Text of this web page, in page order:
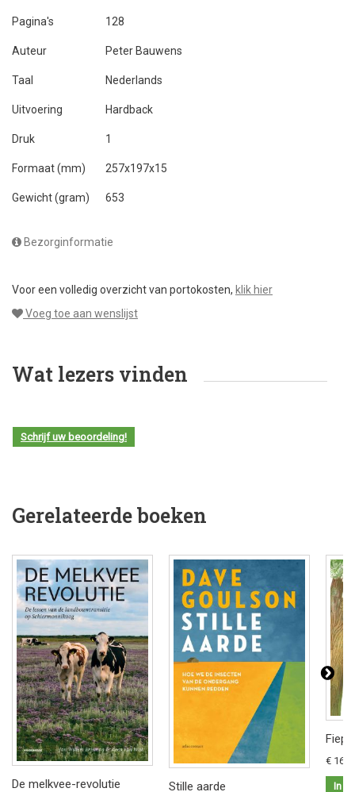
Pagina's 128
Auteur Peter Bauwens
Taal Nederlands
Uitvoering Hardback
Druk 1
Formaat (mm) 257x197x15
Gewicht (gram) 653
Bezorginformatie
Voor een volledig overzicht van portokosten, klik hier
Voeg toe aan wenslijst
Wat lezers vinden
Schrijf uw beoordeling!
Gerelateerde boeken
De melkvee-revolutie Stille aarde
Fiep
€
In